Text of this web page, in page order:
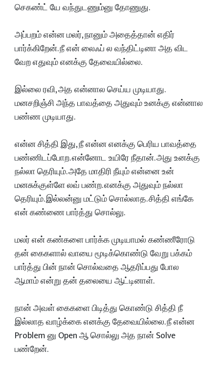
செகண்ட் யே வந்துடணும்னு தோணுது.
அப்பறம் என்ன மலர், நானும் அதைத்தான் எதிர்
பார்க்கிறேன். நீ என் லைஃப் ல வந்திட்டினா அத விட
வேற எதுவும் எனக்கு தேவையில்லை.
இல்லை ரவி, அத என்னால செய்ய முடியாது.
மனசறிஞ்சி அந்த பாவத்தை அதுவும் உனக்கு என்னால
பண்ண முடியாது.
என்ன சித்தி இது, நீ என்ன எனக்கு பெரிய பாவத்தை
பண்ணிடப்போற. என்னோட உயிரே நீதான். அது உனக்கு
நல்லா தெரியும். அதே மாதிரி நீயும் என்னை உன்
மனசுக்குள்ளே லவ் பண்ற. எனக்கு அதுவும் நல்லா
தெரியும். இல்லன்னு மட்டும் சொல்லாத. சித்தி எங்கே
என் கண்ணை பார்த்து சொல்லு.
மலர் என் கண்களை பார்க்க முடியாமல் கண்ணீரோடு
தன் கைகளால் வாயை மூடிக்கொண்டு வேறு பக்கம்
பார்த்து பின் நான் சொல்வதை ஆதரிப்பது போல
ஆமாம் என்று தன் தலையை ஆட்டினாள்.
நான் அவள் கைகளை பிடித்து கொண்டு சித்தி நீ
இல்லாத வாழ்க்கை எனக்கு தேவையில்லை. நீ என்ன
Problem னு Open ஆ சொல்லு அத நான் Solve
பண்றேன்.